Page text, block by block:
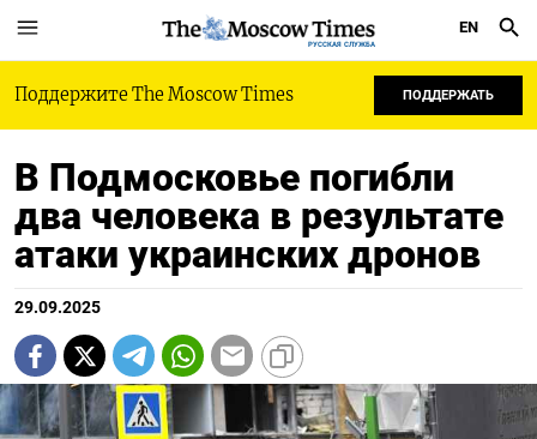
РУССКАЯ СЛУЖБА
EN
Поддержите The Moscow Times ПОДДЕРЖАТЬ
В Подмосковье погибли
два человека в результате
атаки украинских дронов
29.09.2025